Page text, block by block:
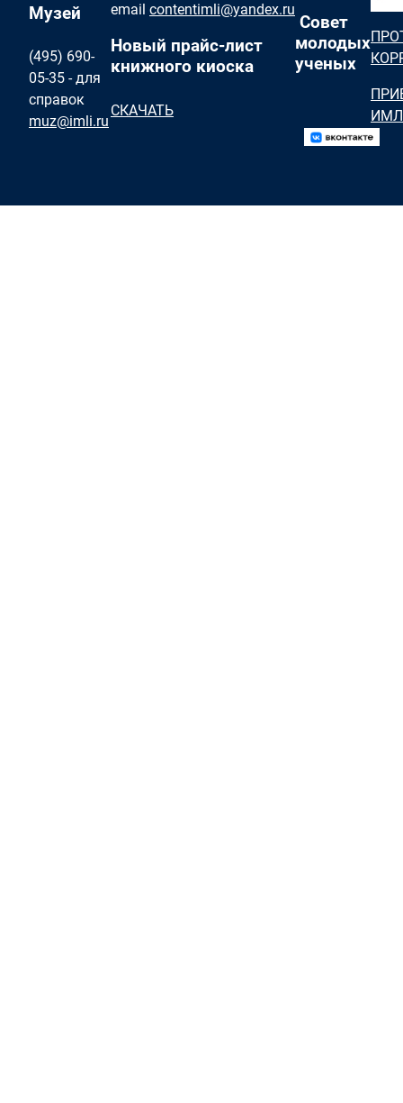
Музей
(495) 690-
05-35 - для
справок
muz@imli.ru
email contentimli@yandex.ru
Новый прайс-лист
книжного киоска
СКАЧАТЬ
Совет
молодых
ученых